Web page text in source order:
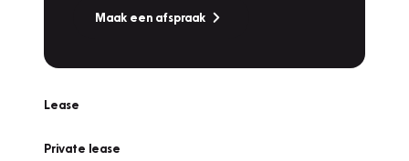
Maak een afspraak
Lease
Private lease